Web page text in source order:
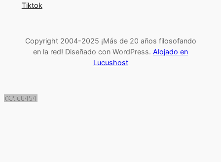
Tiktok
Copyright 2004-2025 ¡Más de 20 años filosofando
en la red! Diseñado con WordPress. Alojado en
Lucushost